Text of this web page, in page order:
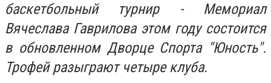
баскетбольный турнир - Мемориал
Вячеслава Гаврилова этом году состоится
в обновленном Дворце Спорта "Юность".
Трофей разыграют четыре клуба.